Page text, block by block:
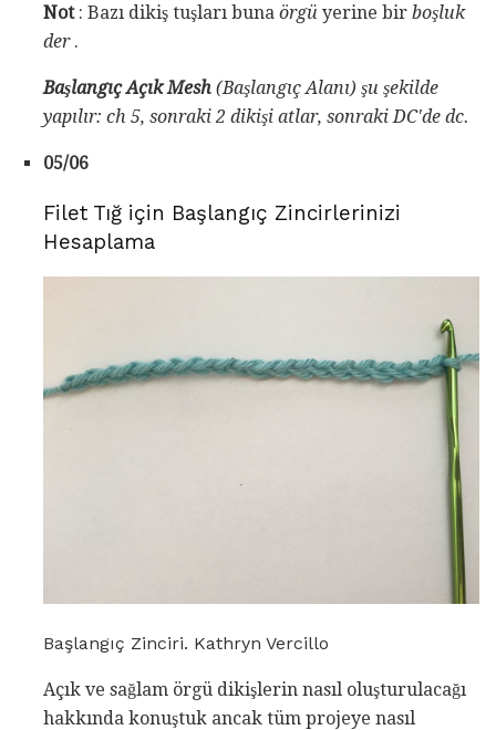
Not: Bazı dikiş tuşları buna örgü yerine bir boşluk
der.
Başlangıç ​​Açık Mesh (Başlangıç ​​Alanı) şu şekilde
yapılır: ch 5, sonraki 2 dikişi atlar, sonraki DC'de dc.
05/06
Filet Tığ için Başlangıç ​​Zincirlerinizi
Hesaplama
Başlangıç ​​Zinciri. Kathryn Vercillo
Açık ve sağlam örgü dikişlerin nasıl oluşturulacağı
hakkında konuştuk ancak tüm projeye nasıl